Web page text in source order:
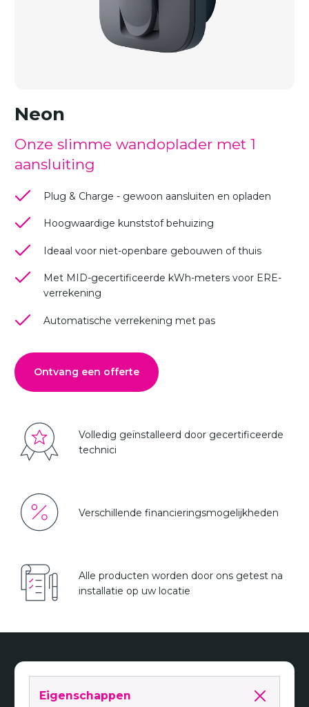
Neon
Onze slimme wandoplader met 1
aansluiting
Plug & Charge - gewoon aansluiten en opladen
Hoogwaardige kunststof behuizing
Ideaal voor niet-openbare gebouwen of thuis
Met MID-gecertificeerde kWh-meters voor ERE-
verrekening
Automatische verrekening met pas
Ontvang een offerte
Volledig geïnstalleerd door gecertificeerde
technici
Verschillende financieringsmogelijkheden
Alle producten worden door ons getest na
installatie op uw locatie
Eigenschappen